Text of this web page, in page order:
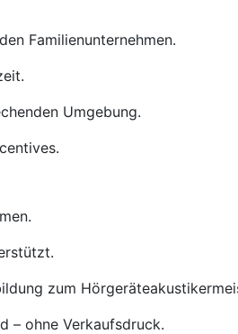
Familienunternehmen.
Umgebung.
zum
– ohne Verkaufsdruck.